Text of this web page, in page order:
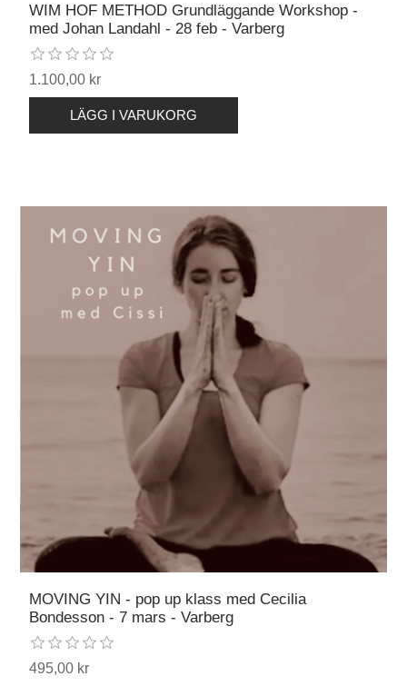
WIM HOF METHOD Grundläggande Workshop -
med Johan Landahl - 28 feb - Varberg
1.100,00 kr
MOVING YIN - pop up klass med Cecilia
Bondesson - 7 mars - Varberg
495,00 kr